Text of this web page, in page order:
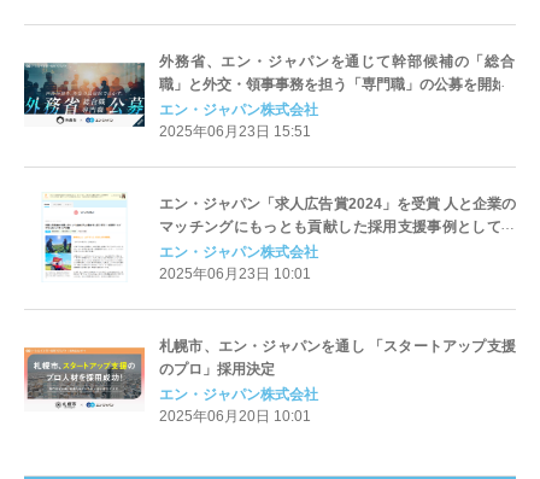
外務省、エン・ジャパンを通じて幹部候補の「総合
職」と外交・領事事務を担う「専門職」の公募を開始
エン・ジャパン株式会社
2025年06月23日 15:51
エン・ジャパン「求人広告賞2024」を受賞 人と企業の
マッチングにもっとも貢献した採用支援事例として、
通算12回目の受賞
エン・ジャパン株式会社
2025年06月23日 10:01
札幌市、エン・ジャパンを通し 「スタートアップ支援
のプロ」採用決定
エン・ジャパン株式会社
2025年06月20日 10:01